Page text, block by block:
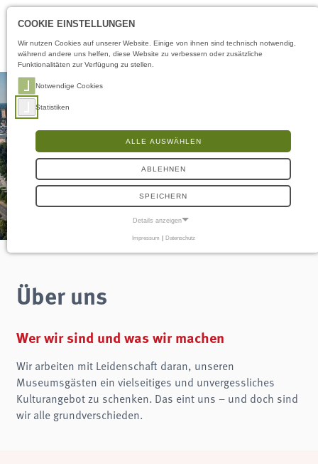
Öffnungszeiten
Über uns
Wer wir sind und was wir machen
Wir arbeiten mit Leidenschaft daran, unseren
Museumsgästen ein vielseitiges und unvergessliches
Kulturangebot zu schenken. Das eint uns – und doch sind
wir alle grundverschieden.
COOKIE EINSTELLUNGEN
Wir nutzen Cookies auf unserer Website. Einige von ihnen sind technisch notwendig,
während andere uns helfen, diese Website zu verbessern oder zusätzliche
Funktionalitäten zur Verfügung zu stellen.
Notwendige Cookies
Statistiken
ALLE AUSWÄHLEN
ABLEHNEN
SPEICHERN
Details anzeigen
Frontend User
museen-flensburg.de
Zweck:
Login
Cookie Laufzeit:
Impressum | Datenschutz